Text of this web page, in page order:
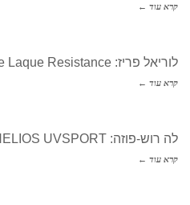
קרא עוד ←
לוריאל פריז: Infallible Laque Resistance
קרא עוד ←
לה רוש-פוזה: ANTHELIOS UVSPORT
קרא עוד ←